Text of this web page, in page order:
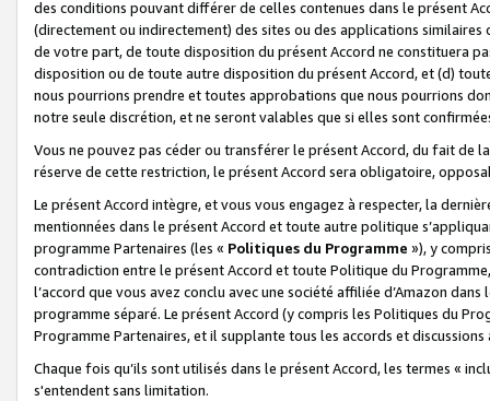
des conditions pouvant différer de celles contenues dans le présent
(directement ou indirectement) des sites ou des applications
de votre part, de toute disposition du présent Accord ne constituera
disposition ou de toute autre disposition du présent Accord, et (d)
nous pourrions prendre et toutes approbations que nous pourrions
notre seule discrétion, et ne seront valables que si elles sont
Vous ne pouvez pas céder ou transférer le présent Accord, du fait de
réserve de cette restriction, le présent Accord sera obligatoire,
Le présent Accord intègre, et vous vous engagez à respecter, la
mentionnées dans le présent Accord et toute autre politique
programme Partenaires (les « Politiques du Programme »), y
contradiction entre le présent Accord et toute Politique du
l’accord que vous avez conclu avec une société affiliée d’Amazon
programme séparé. Le présent Accord (y compris les Politiques du
Programme Partenaires, et il supplante tous les accords et discussions
Chaque fois qu’ils sont utilisés dans le présent Accord, les termes «
s'entendent sans limitation.